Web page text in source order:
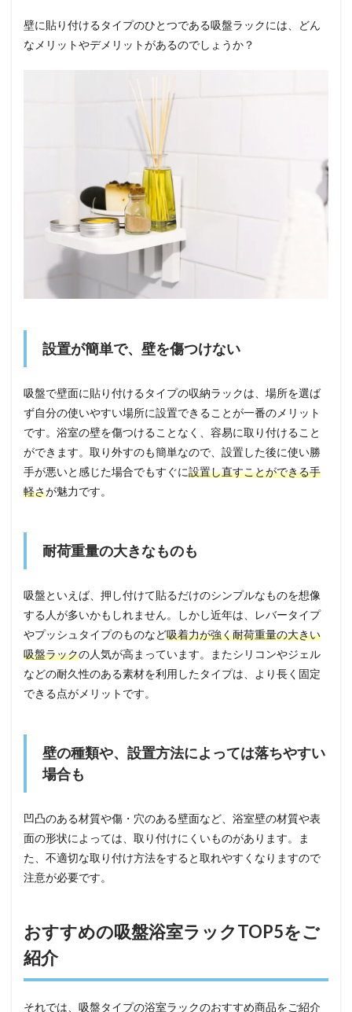
壁に貼り付けるタイプのひとつである吸盤ラックには、どん
なメリットやデメリットがあるのでしょうか？
設置が簡単で、壁を傷つけない
吸盤で壁面に貼り付けるタイプの収納ラックは、場所を選ば
ず自分の使いやすい場所に設置できることが一番のメリット
です。浴室の壁を傷つけることなく、容易に取り付けること
ができます。取り外すのも簡単なので、設置した後に使い勝
手が悪いと感じた場合でもすぐに設置し直すことができる手
軽さが魅力です。
耐荷重量の大きなものも
吸盤といえば、押し付けて貼るだけのシンプルなものを想像
する人が多いかもしれません。しかし近年は、レバータイプ
やプッシュタイプのものなど吸着力が強く耐荷重量の大きい
吸盤ラックの人気が高まっています。またシリコンやジェル
などの耐久性のある素材を利用したタイプは、より長く固定
できる点がメリットです。
壁の種類や、設置方法によっては落ちやすい
場合も
凹凸のある材質や傷・穴のある壁面など、浴室壁の材質や表
面の形状によっては、取り付けにくいものがあります。ま
た、不適切な取り付け方法をすると取れやすくなりますので
注意が必要です。
おすすめの吸盤浴室ラックTOP5をご
紹介
それでは、吸盤タイプの浴室ラックのおすすめ商品をご紹介